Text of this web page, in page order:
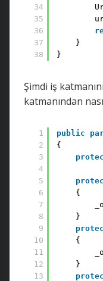
34
35
36
37
38
}
}
Şimdi iş
katmanından
1
2
3
4
5
6
7
8
9
10
11
12
13
public
{
{
}
{
}